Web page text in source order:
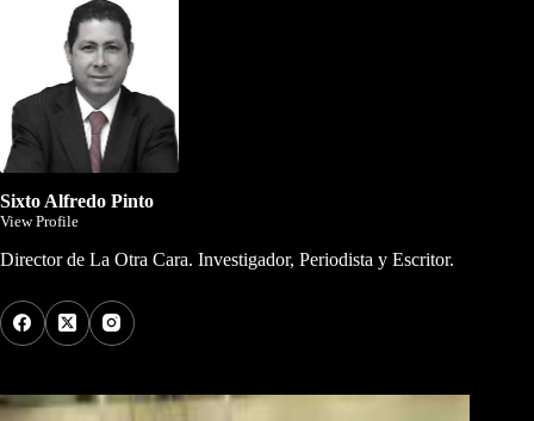
Sixto Alfredo Pinto
View Profile
Director de La Otra Cara. Investigador, Periodista y Escritor.